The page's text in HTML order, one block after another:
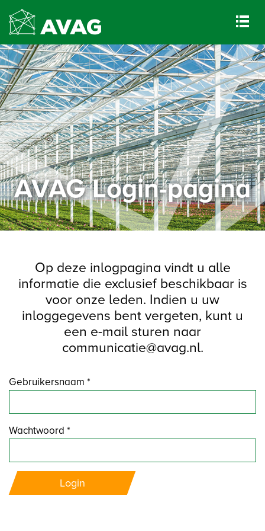
AVAG Login-pagina
Op deze inlogpagina vindt u alle
informatie die exclusief beschikbaar is
voor onze leden. Indien u uw
inloggegevens bent vergeten, kunt u
een e-mail sturen naar
communicatie@avag.nl.
Gebruikersnaam *
Wachtwoord *
Login